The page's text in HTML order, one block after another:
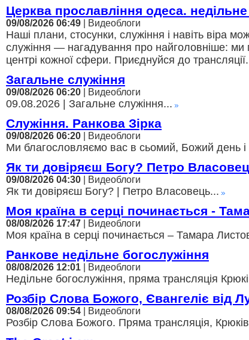
Церква прославління одеса.
09/08/2026 06:49 | Видеоблоги
Наші плани, стосунки, служіння і навіть віра
служіння — нагадування про найголовніше: ми
центрі кожної сфери. Приєднуйся до
Загальне служіння
09/08/2026 06:20 | Видеоблоги
09.08.2026 | Загальне служіння...
Служіння. Ранкова Зірка
09/08/2026 06:20 | Видеоблоги
Ми благословляємо вас в сьомий, Божий день
Як ти довіряєш Богу? Петро
09/08/2026 04:30 | Видеоблоги
Як ти довіряєш Богу? | Петро Власовець...
Моя країна в серці починається -
08/08/2026 17:47 | Видеоблоги
Моя країна в серці починається – Тамара
Ранкове недільне богослужіння
08/08/2026 12:01 | Видеоблоги
Недільне богослужіння, пряма трансляція
Розбір Слова Божого, Євангеліє від
08/08/2026 09:54 | Видеоблоги
Розбір Слова Божого. Пряма трансляція,